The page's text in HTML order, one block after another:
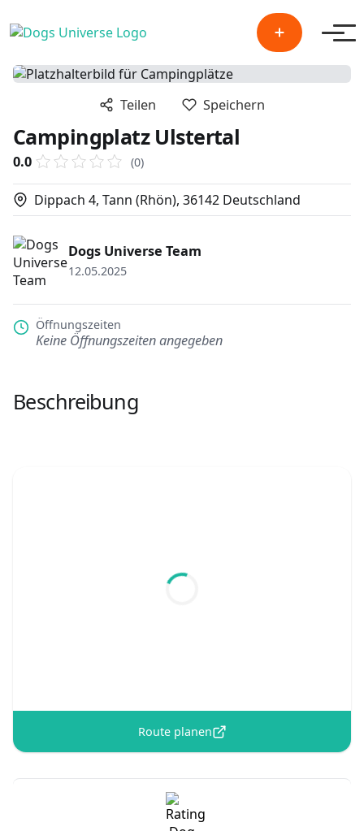
Teilen Speichern
Campingplatz Ulstertal
0.0 (0)
Dippach 4, Tann (Rhön), 36142 Deutschland
Dogs Universe Team
12.05.2025
Öffnungszeiten
Keine Öffnungszeiten angegeben
Beschreibung
Route planen